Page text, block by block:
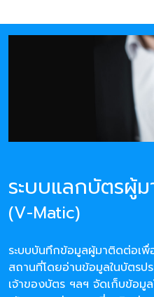
ระบบแลกบัตรผู้
(V-Matic)
ระบบบันทึกข้อมูลผู้มาติดต่อเ
สถานที่โดยอ่านข้อมูลในบัตรป
เจ้าของบัตร ฯลฯ จัดเก็บข้อมู